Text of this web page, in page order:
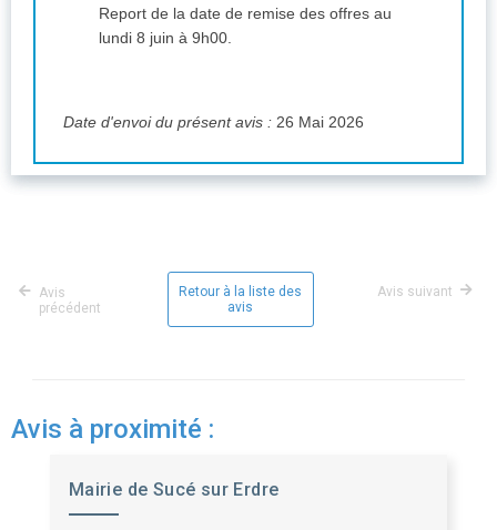
Report de la date de remise des offres au
lundi 8 juin à 9h00.
Date d'envoi du présent avis : 26 Mai 2026
Avis
précédent
Retour à la liste des
avis
Avis suivant
Avis à proximité :
Mairie de Sucé sur Erdre